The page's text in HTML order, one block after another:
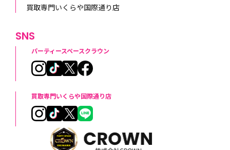
買取専門いくらや国際通り店
SNS
パーティースペースクラウン
買取専門いくらや国際通り店